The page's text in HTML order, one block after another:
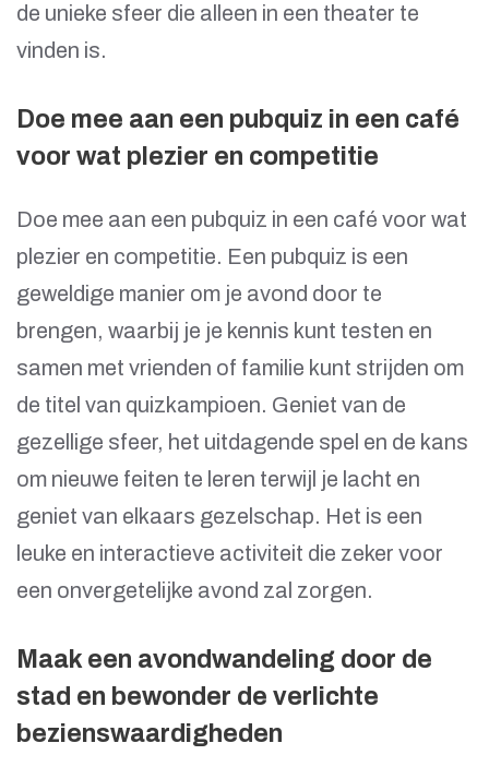
de unieke sfeer die alleen in een theater te
vinden is.
Doe mee aan een pubquiz in een café
voor wat plezier en competitie
Doe mee aan een pubquiz in een café voor wat
plezier en competitie. Een pubquiz is een
geweldige manier om je avond door te
brengen, waarbij je je kennis kunt testen en
samen met vrienden of familie kunt strijden om
de titel van quizkampioen. Geniet van de
gezellige sfeer, het uitdagende spel en de kans
om nieuwe feiten te leren terwijl je lacht en
geniet van elkaars gezelschap. Het is een
leuke en interactieve activiteit die zeker voor
een onvergetelijke avond zal zorgen.
Maak een avondwandeling door de
stad en bewonder de verlichte
bezienswaardigheden